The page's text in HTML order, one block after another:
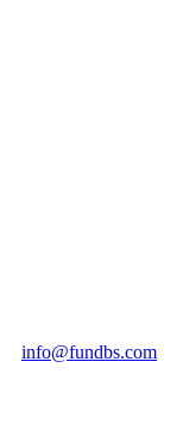
info@fundbs.com